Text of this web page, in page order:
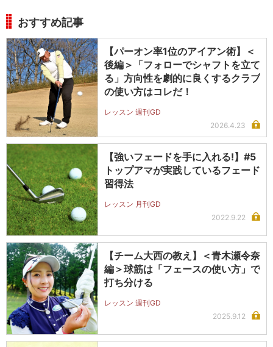
おすすめ記事
【パーオン率1位のアイアン術】＜
後編＞「フォローでシャフトを立て
る」方向性を劇的に良くするクラブ
の使い方はコレだ！
レッスン 週刊GD
2026.4.23
【強いフェードを手に入れる!】#5
トップアマが実践しているフェード
習得法
レッスン 月刊GD
2022.9.22
【チーム大西の教え】＜青木瀬令奈
編＞球筋は「フェースの使い方」で
打ち分ける
レッスン 週刊GD
2025.9.12